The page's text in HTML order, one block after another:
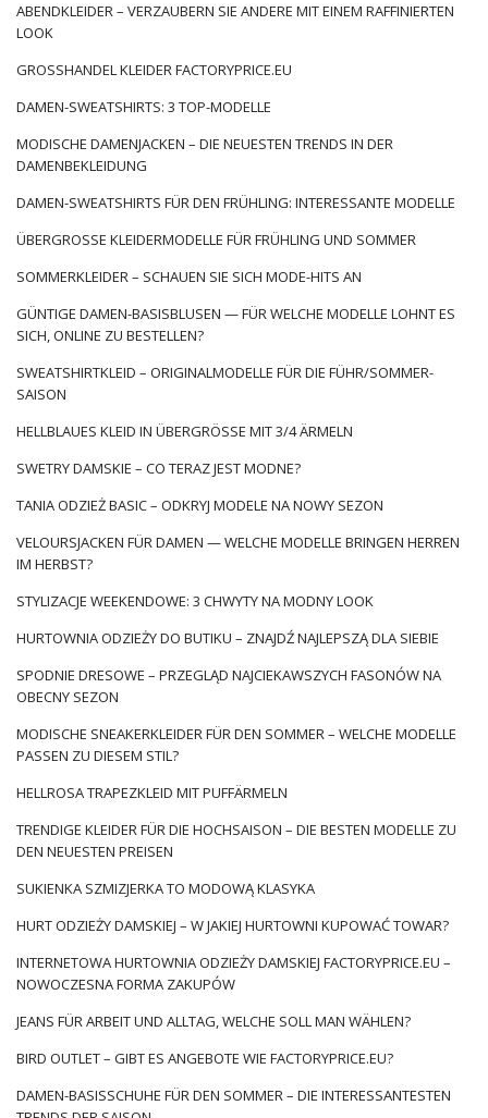
ABENDKLEIDER – VERZAUBERN SIE ANDERE MIT EINEM RAFFINIERTEN
LOOK
GROSSHANDEL KLEIDER FACTORYPRICE.EU
DAMEN-SWEATSHIRTS: 3 TOP-MODELLE
MODISCHE DAMENJACKEN – DIE NEUESTEN TRENDS IN DER
DAMENBEKLEIDUNG
DAMEN-SWEATSHIRTS FÜR DEN FRÜHLING: INTERESSANTE MODELLE
ÜBERGROSSE KLEIDERMODELLE FÜR FRÜHLING UND SOMMER
SOMMERKLEIDER – SCHAUEN SIE SICH MODE-HITS AN
GÜNTIGE DAMEN-BASISBLUSEN — FÜR WELCHE MODELLE LOHNT ES
SICH, ONLINE ZU BESTELLEN?
SWEATSHIRTKLEID – ORIGINALMODELLE FÜR DIE FÜHR/SOMMER-
SAISON
HELLBLAUES KLEID IN ÜBERGRÖSSE MIT 3/4 ÄRMELN
SWETRY DAMSKIE – CO TERAZ JEST MODNE?
TANIA ODZIEŻ BASIC – ODKRYJ MODELE NA NOWY SEZON
VELOURSJACKEN FÜR DAMEN — WELCHE MODELLE BRINGEN HERREN
IM HERBST?
STYLIZACJE WEEKENDOWE: 3 CHWYTY NA MODNY LOOK
HURTOWNIA ODZIEŻY DO BUTIKU – ZNAJDŹ NAJLEPSZĄ DLA SIEBIE
SPODNIE DRESOWE – PRZEGLĄD NAJCIEKAWSZYCH FASONÓW NA
OBECNY SEZON
MODISCHE SNEAKERKLEIDER FÜR DEN SOMMER – WELCHE MODELLE
PASSEN ZU DIESEM STIL?
HELLROSA TRAPEZKLEID MIT PUFFÄRMELN
TRENDIGE KLEIDER FÜR DIE HOCHSAISON – DIE BESTEN MODELLE ZU
DEN NEUESTEN PREISEN
SUKIENKA SZMIZJERKA TO MODOWĄ KLASYKA
HURT ODZIEŻY DAMSKIEJ – W JAKIEJ HURTOWNI KUPOWAĆ TOWAR?
INTERNETOWA HURTOWNIA ODZIEŻY DAMSKIEJ FACTORYPRICE.EU –
NOWOCZESNA FORMA ZAKUPÓW
JEANS FÜR ARBEIT UND ALLTAG, WELCHE SOLL MAN WÄHLEN?
BIRD OUTLET – GIBT ES ANGEBOTE WIE FACTORYPRICE.EU?
DAMEN-BASISSCHUHE FÜR DEN SOMMER – DIE INTERESSANTESTEN